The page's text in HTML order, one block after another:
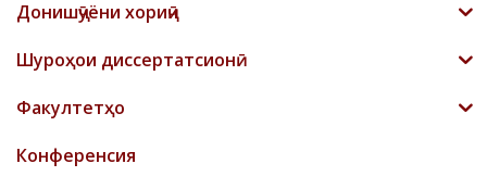
Донишҷӯёни хориҷӣ
Шyроҳои диссертатсионӣ
Факултетҳо
Конференсия